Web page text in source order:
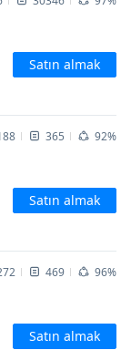
Satın almak
365
92%
Satın almak
469
96%
Satın almak